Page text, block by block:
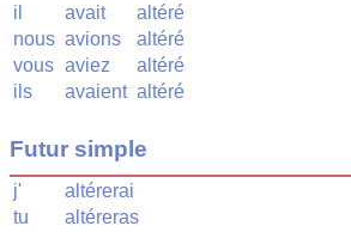
il
avait
altéré
nous avions
altéré
vous aviez
altéré
ils
avaient altéré
Futur simple
j'
altérerai
tu
altéreras